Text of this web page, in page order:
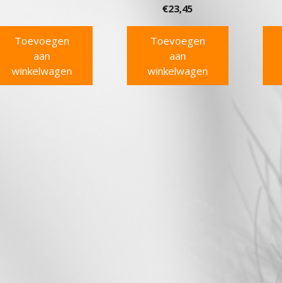
Toevoegen
aan
winkelwagen
€23,45
Toevoegen
aan
winkelwagen